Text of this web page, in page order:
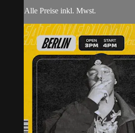
Alle Preise inkl. Mwst.